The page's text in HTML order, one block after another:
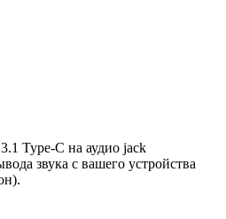
Type-C на аудио jack
звука с вашего устройства